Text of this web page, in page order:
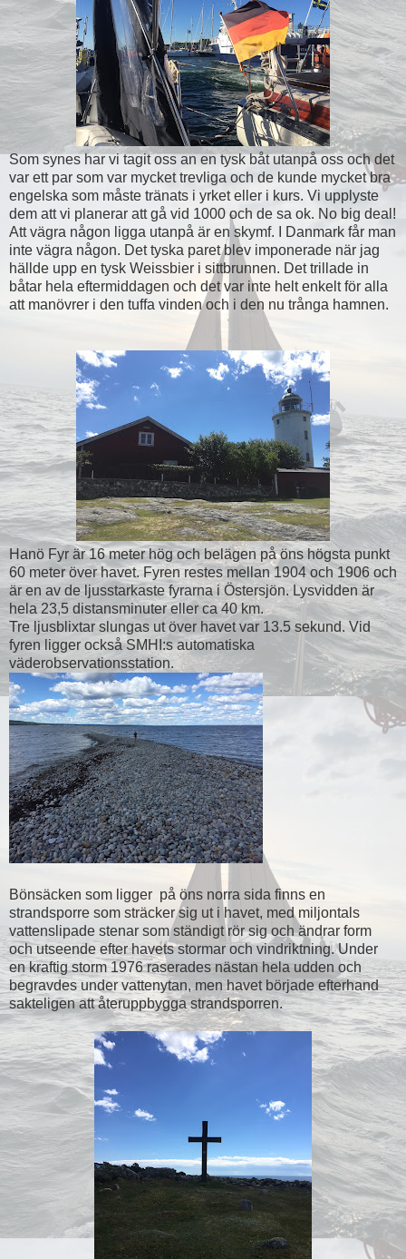
Som synes har vi tagit oss an en tysk båt utanpå oss och det
var ett par som var mycket trevliga och de kunde mycket bra
engelska som måste tränats i yrket eller i kurs. Vi upplyste
dem att vi planerar att gå vid 1000 och de sa ok. No big deal!
Att vägra någon ligga utanpå är en skymf. I Danmark får man
inte vägra någon. Det tyska paret blev imponerade när jag
hällde upp en tysk Weissbier i sittbrunnen. Det trillade in
båtar hela eftermiddagen och det var inte helt enkelt för alla
att manövrer i den tuffa vinden och i den nu trånga hamnen.
Hanö Fyr är 16 meter hög och belägen på öns högsta punkt
60 meter över havet. Fyren restes mellan 1904 och 1906 och
är en av de ljusstarkaste fyrarna i Östersjön. Lysvidden är
hela 23,5 distansminuter eller ca 40 km.
Tre ljusblixtar slungas ut över havet var 13.5 sekund. Vid
fyren ligger också SMHI:s automatiska
väderobservationsstation.
Bönsäcken som ligger på öns norra sida finns en
strandsporre som sträcker sig ut i havet, med miljontals
vattenslipade stenar som ständigt rör sig och ändrar form
och utseende efter havets stormar och vindriktning. Under
en kraftig storm 1976 raserades nästan hela udden och
begravdes under vattenytan, men havet började efterhand
sakteligen att återuppbygga strandsporren.